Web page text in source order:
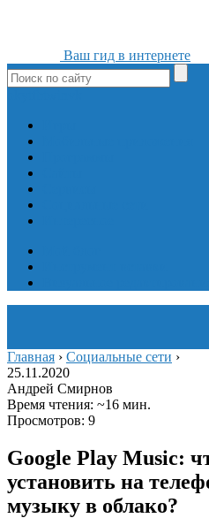
Ваш гид в интернете
Главная › Социальные сети ›
25.11.2020
Андрей Смирнов
Время чтения: ~16 мин.
Просмотров: 9
Google Play Music:
установить на
музыку в облако?